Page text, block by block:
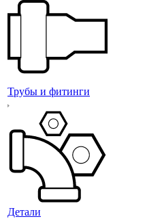
Трубы и фитинги
Детали